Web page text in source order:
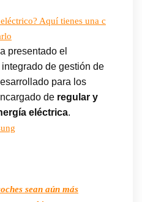
Aquí tienes una c
presentado el
de gestión de
para los
de regular y
eléctrica.
sean aún más